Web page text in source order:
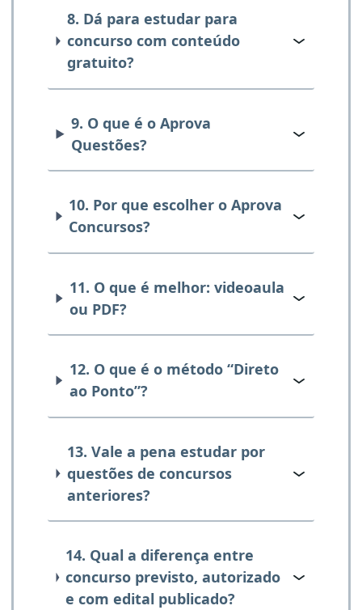
8. Dá para estudar para
concurso com conteúdo
gratuito?
9. O que é o Aprova
Questões?
10. Por que escolher o Aprova
Concursos?
11. O que é melhor: videoaula
ou PDF?
12. O que é o método “Direto
ao Ponto”?
13. Vale a pena estudar por
questões de concursos
anteriores?
14. Qual a diferença entre
concurso previsto, autorizado
e com edital publicado?